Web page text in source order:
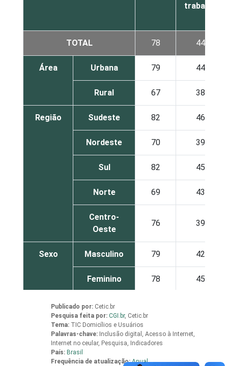
trabalho
TOTAL 78 44
Área Urbana 79 44
Rural 67 38
Região Sudeste 82 46
Nordeste 70 39
Sul 82 45
Norte 69 43
Centro-
Oeste
76 39
Sexo Masculino 79 42
Feminino 78 45
Grau de
instrução
Analfabeto /
Educação
infantil
Fundamental
Publicado por: Cetic.br
Pesquisa feita por: CGI.br, Cetic.br
Tema: TIC Domicílios e Usuários
Palavras-chave: Inclusão digital, Acesso à Internet,
Internet no ceular, Pesquisa, Indicadores
País: Brasil
Frequência de atualização: Anual